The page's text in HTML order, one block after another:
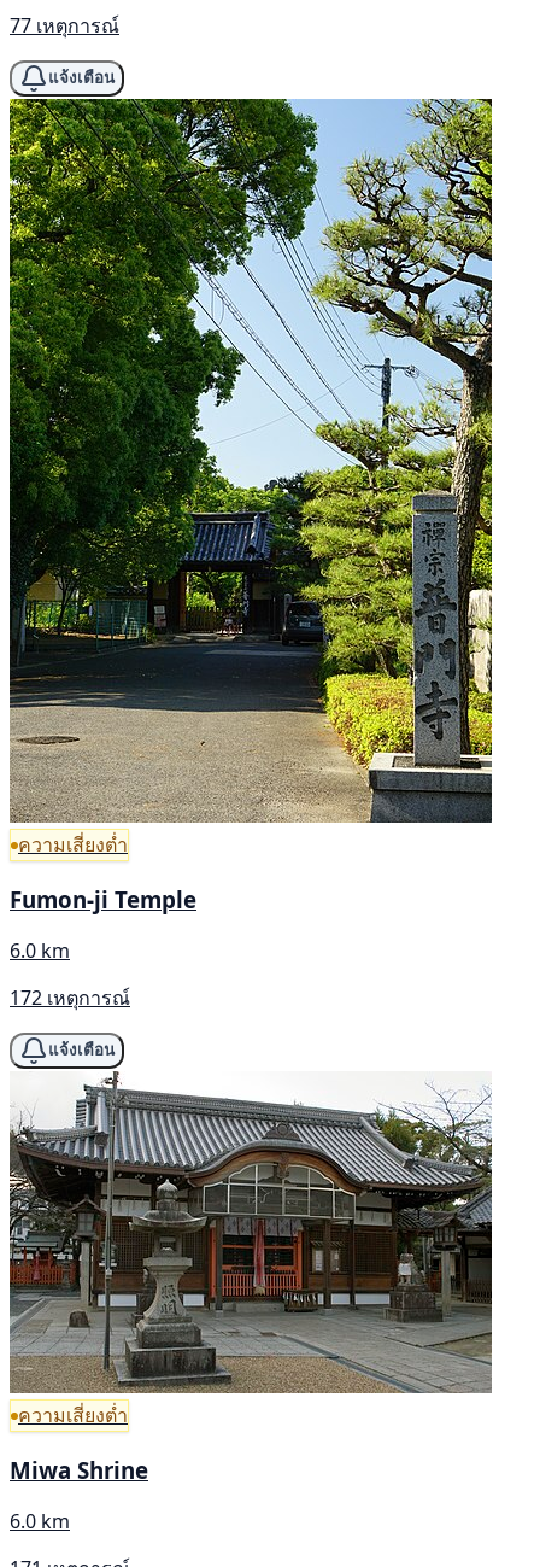
77 เหตุการณ์
แจ้งเตือน
ความเสี่ยงต่ำ
Fumon-ji Temple
6.0 km
172 เหตุการณ์
แจ้งเตือน
ความเสี่ยงต่ำ
Miwa Shrine
6.0 km